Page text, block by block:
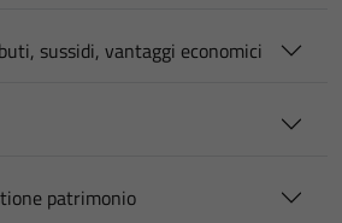
sussidi, vantaggi economici
patrimonio